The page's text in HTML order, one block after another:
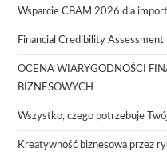
Wsparcie CBAM 2026 dla
Financial Credibility Assessment
OCENA WIARYGODNOŚCI
BIZNESOWYCH
Wszystko, czego potrzebuje
Kreatywność biznesowa przez